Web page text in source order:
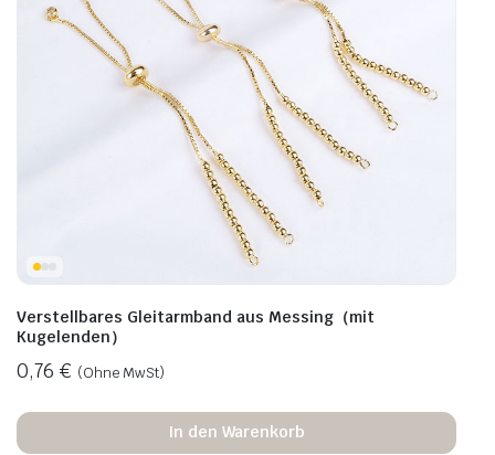
Verstellbares Gleitarmband aus Messing（mit
Kugelenden）
0,76 € (Ohne MwSt)
In den Warenkorb